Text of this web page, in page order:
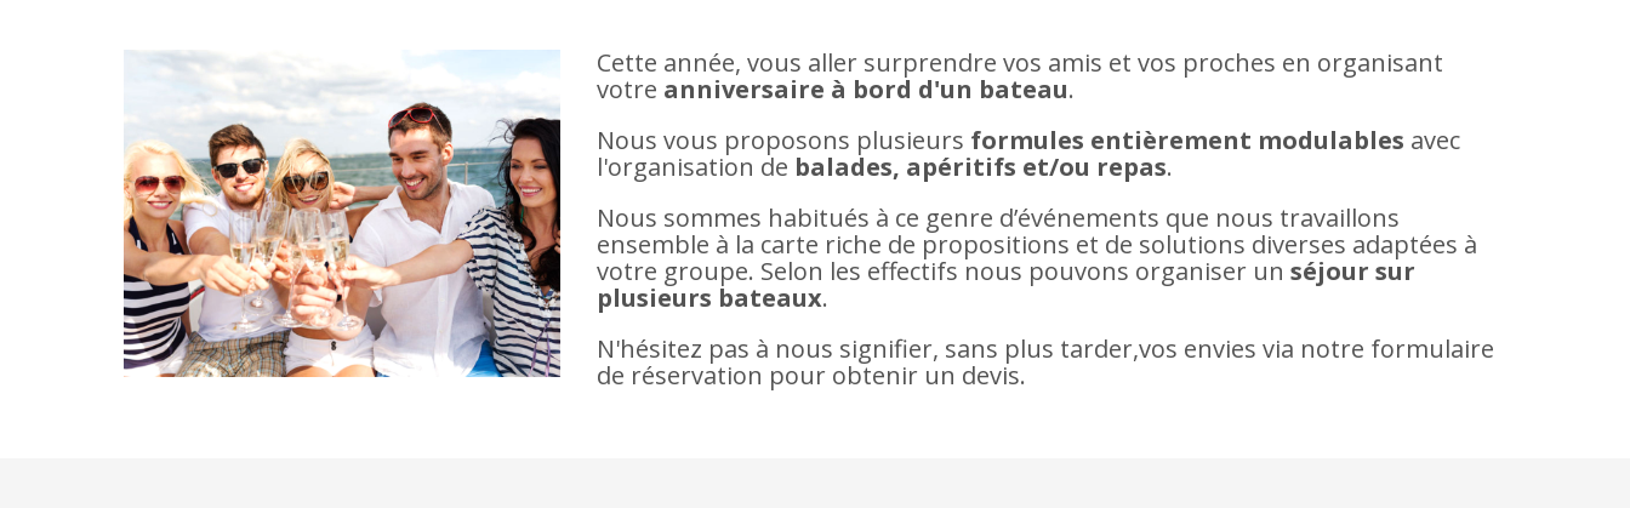
Cette année, vous aller surprendre vos amis et vos proches en organisant
votre anniversaire à bord d'un bateau.
Nous vous proposons plusieurs formules entièrement modulables avec
l'organisation de balades, apéritifs et/ou repas.
Nous sommes habitués à ce genre d’événements que nous travaillons
ensemble à la carte riche de propositions et de solutions diverses adaptées à
votre groupe. Selon les effectifs nous pouvons organiser un séjour sur
plusieurs bateaux.
N'hésitez pas à nous signifier, sans plus tarder,vos envies via notre formulaire
de réservation pour obtenir un devis.